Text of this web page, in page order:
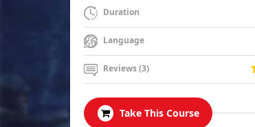
Duration
Language
Reviews (3)
Take This Course